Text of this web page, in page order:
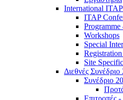
International
ITAP
Workshops
Special
Site
Διεθνές
Συνέδριο
Επιτροπές